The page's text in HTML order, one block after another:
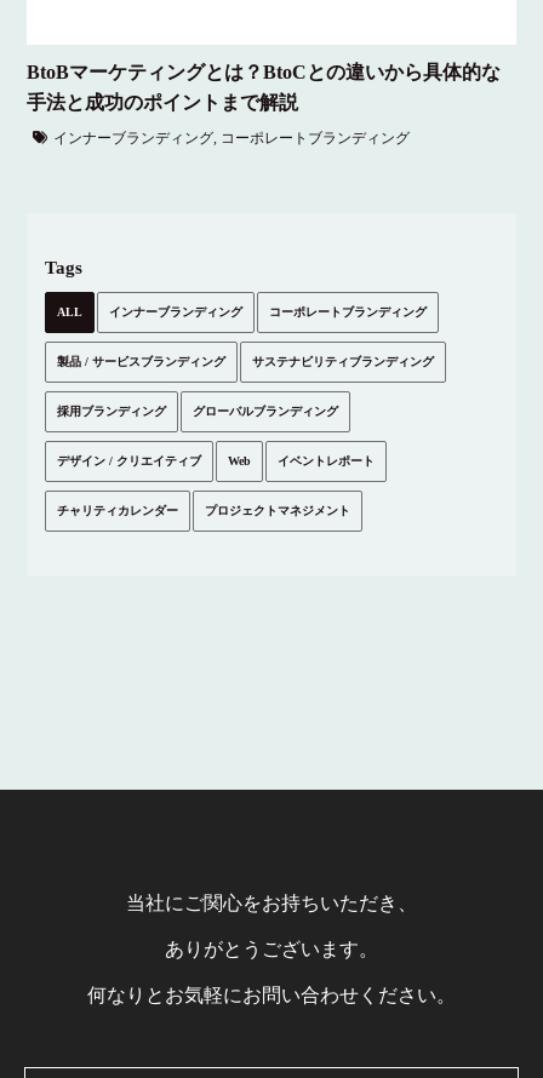
BtoBマーケティングとは？BtoCとの違いから具体的な
手法と成功のポイントまで解説
インナーブランディング, コーポレートブランディング
Tags
ALL インナーブランディング コーポレートブランディング
製品 / サービスブランディング サステナビリティブランディング
採用ブランディング グローバルブランディング
デザイン / クリエイティブ Web イベントレポート
チャリティカレンダー プロジェクトマネジメント
当社にご関心をお持ちいただき、
ありがとうございます。
何なりとお気軽にお問い合わせください。